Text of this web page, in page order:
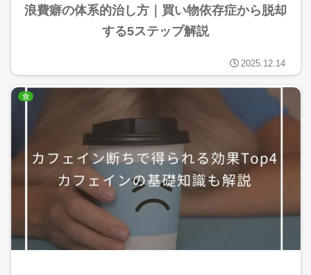
浪費癖の体系的治し方｜買い物依存症から脱却
する5ステップ解説
2025.12.14
食